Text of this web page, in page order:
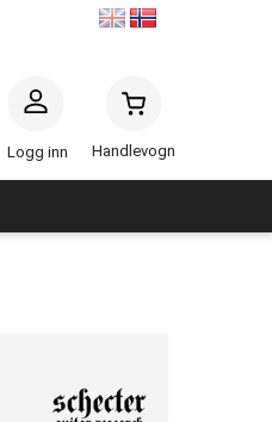
Logg inn Handlevogn